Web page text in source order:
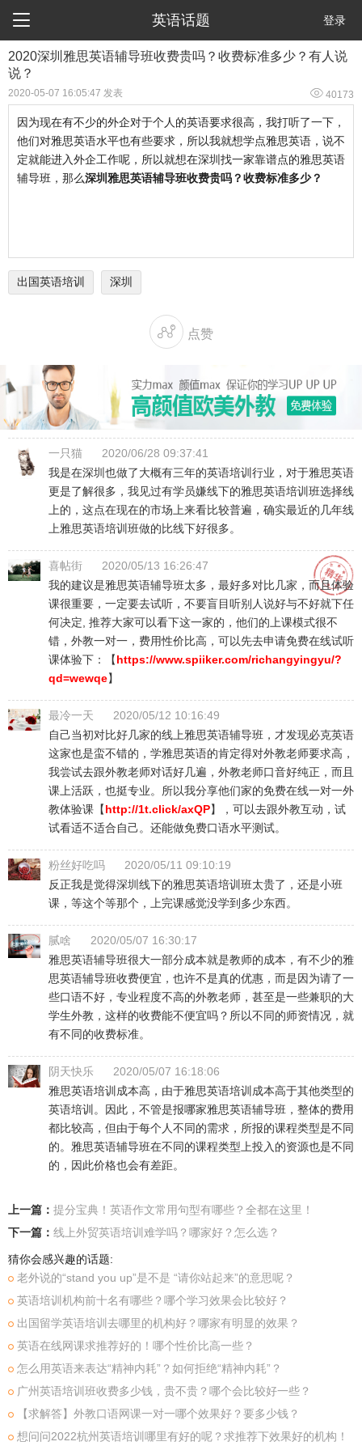
 英语话题 登录
2020深圳雅思英语辅导班收费贵吗？收费标准多少？有人说
说？
2020-05-07 16:05:47 发表  40173
因为现在有不少的外企对于个人的英语要求很高，我打听了一下，
他们对雅思英语水平也有些要求，所以我就想学点雅思英语，说不
定就能进入外企工作呢，所以就想在深圳找一家靠谱点的雅思英语
辅导班，那么深圳雅思英语辅导班收费贵吗？收费标准多少？
出国英语培训 深圳
 点赞
一只猫
2020/06/28 09:37:41
我是在深圳也做了大概有三年的英语培训行业，对于雅思英语
更是了解很多，我见过有学员嫌线下的雅思英语培训班选择线
上的，这点在现在的市场上来看比较普遍，确实最近的几年线
上雅思英语培训班做的比线下好很多。
喜帖街
2020/05/13 16:26:47
我的建议是雅思英语辅导班太多，最好多对比几家，而且体验
课很重要，一定要去试听，不要盲目听别人说好与不好就下任
何决定, 推荐大家可以看下这一家的，他们的上课模式很不
错，外教一对一，费用性价比高，可以先去申请免费在线试听
课体验下：【https://www.spiiker.com/richangyingyu/?
qd=wewqe】
最冷一天
2020/05/12 10:16:49
自己当初对比好几家的线上雅思英语辅导班，才发现必克英语
这家也是蛮不错的，学雅思英语的肯定得对外教老师要求高，
我尝试去跟外教老师对话好几遍，外教老师口音好纯正，而且
课上活跃，也挺专业。所以我分享他们家的免费在线一对一外
教体验课【http://1t.click/axQP】，可以去跟外教互动，试
试看适不适合自己。还能做免费口语水平测试。
粉丝好吃吗
2020/05/11 09:10:19
反正我是觉得深圳线下的雅思英语培训班太贵了，还是小班
课，等这个等那个，上完课感觉没学到多少东西。
腻啥
2020/05/07 16:30:17
雅思英语辅导班很大一部分成本就是教师的成本，有不少的雅
思英语辅导班收费便宜，也许不是真的优惠，而是因为请了一
些口语不好，专业程度不高的外教老师，甚至是一些兼职的大
学生外教，这样的收费能不便宜吗？所以不同的师资情况，就
有不同的收费标准。
阴天快乐
2020/05/07 16:18:06
雅思英语培训成本高，由于雅思英语培训成本高于其他类型的
英语培训。因此，不管是报哪家雅思英语辅导班，整体的费用
都比较高，但由于每个人不同的需求，所报的课程类型是不同
的。雅思英语辅导班在不同的课程类型上投入的资源也是不同
的，因此价格也会有差距。
上一篇： 提分宝典！英语作文常用句型有哪些？全都在这里！
下一篇： 线上外贸英语培训难学吗？哪家好？怎么选？
猜你会感兴趣的话题:
老外说的“stand you up”是不是 “请你站起来”的意思呢？
英语培训机构前十名有哪些？哪个学习效果会比较好？
出国留学英语培训去哪里的机构好？哪家有明显的效果？
英语在线网课求推荐好的！哪个性价比高一些？
怎么用英语来表达“精神内耗”？如何拒绝“精神内耗”？
广州英语培训班收费多少钱，贵不贵？哪个会比较好一些？
【求解答】外教口语网课一对一哪个效果好？要多少钱？
想问问2022杭州英语培训哪里有好的呢？求推荐下效果好的机构！